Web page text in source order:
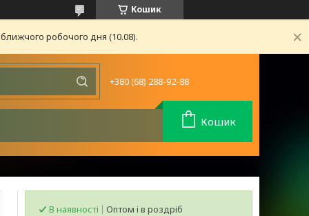
Кошик
робочого дня (10.08).
+380 (68) 288-92-88
Кошик
В наявності Оптом і в роздріб